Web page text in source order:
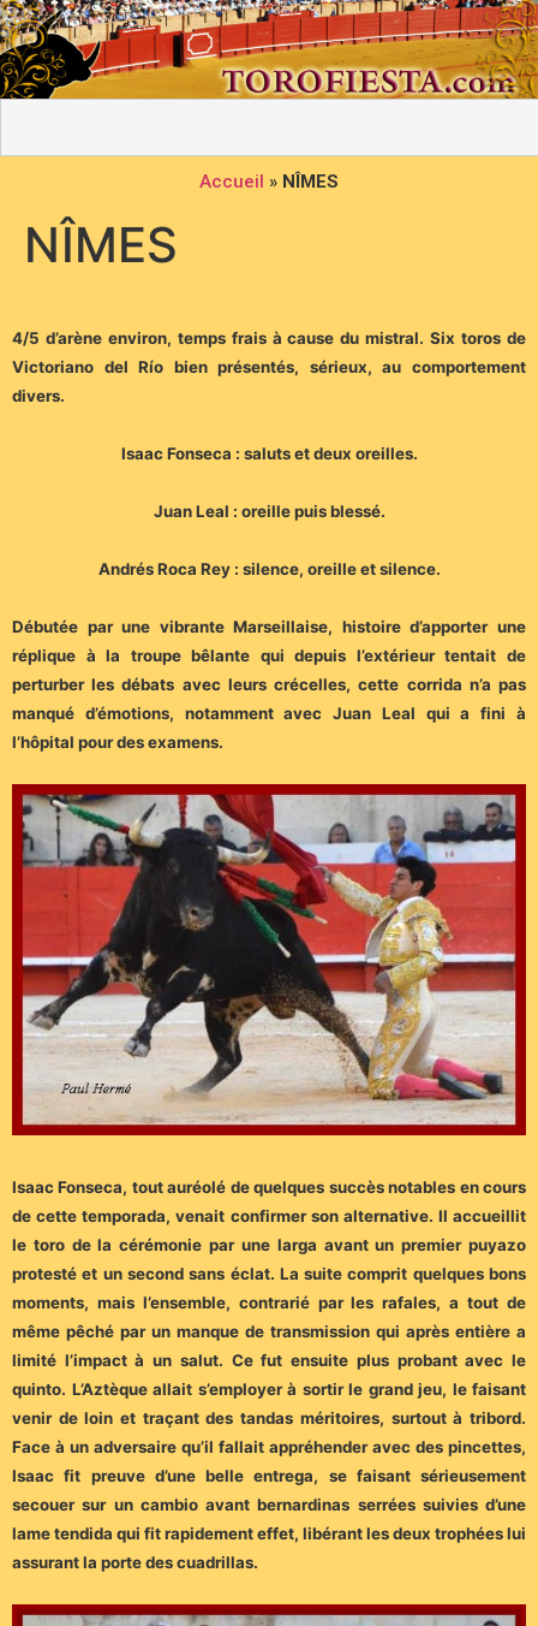
Accueil » NÎMES
NÎMES
4/5 d’arène environ, temps frais à cause du mistral. Six toros de
Victoriano del Río bien présentés, sérieux, au comportement
divers.
Isaac Fonseca : saluts et deux oreilles.
Juan Leal : oreille puis blessé.
Andrés Roca Rey : silence, oreille et silence.
Débutée par une vibrante Marseillaise, histoire d’apporter une
réplique à la troupe bêlante qui depuis l’extérieur tentait de
perturber les débats avec leurs crécelles, cette corrida n’a pas
manqué d’émotions, notamment avec Juan Leal qui a fini à
l’hôpital pour des examens.
Isaac Fonseca, tout auréolé de quelques succès notables en cours
de cette temporada, venait confirmer son alternative. Il accueillit
le toro de la cérémonie par une larga avant un premier puyazo
protesté et un second sans éclat. La suite comprit quelques bons
moments, mais l’ensemble, contrarié par les rafales, a tout de
même pêché par un manque de transmission qui après entière a
limité l’impact à un salut. Ce fut ensuite plus probant avec le
quinto. L’Aztèque allait s’employer à sortir le grand jeu, le faisant
venir de loin et traçant des tandas méritoires, surtout à tribord.
Face à un adversaire qu’il fallait appréhender avec des pincettes,
Isaac fit preuve d’une belle entrega, se faisant sérieusement
secouer sur un cambio avant bernardinas serrées suivies d’une
lame tendida qui fit rapidement effet, libérant les deux trophées lui
assurant la porte des cuadrillas.